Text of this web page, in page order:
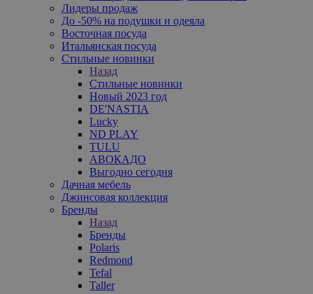
Лидеры продаж
До -50% на подушки и одеяла
Восточная посуда
Итальянская посуда
Стильные новинки
Назад
Стильные новинки
Новый 2023 год
DE'NASTIA
Lucky
ND PLAY
TULU
АВОКАДО
Выгодно сегодня
Дачная мебель
Джинсовая коллекция
Бренды
Назад
Бренды
Polaris
Redmond
Tefal
Taller